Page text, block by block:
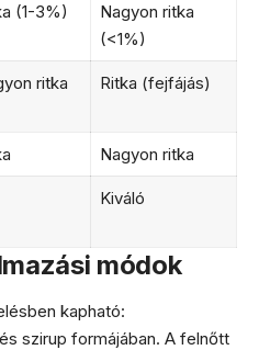
(1-3%)
Nagyon ritka
(<1%)
ritka Ritka (fejfájás)
Nagyon ritka
Kiváló
módok
kapható:
szirup formájában. A felnőtt